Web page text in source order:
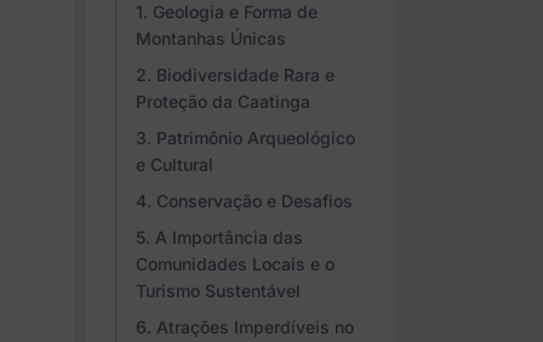
Geologia e Forma de
Montanhas Únicas
Biodiversidade Rara e
Proteção da Caatinga
Patrimônio Arqueológico
e Cultural
Conservação e Desafios
A Importância das
Comunidades Locais e o
Turismo Sustentável
Atrações Imperdíveis no